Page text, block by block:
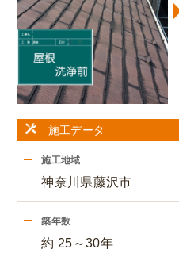
施工データ
施工地域
神奈川県藤沢市
築年数
約 25～30年